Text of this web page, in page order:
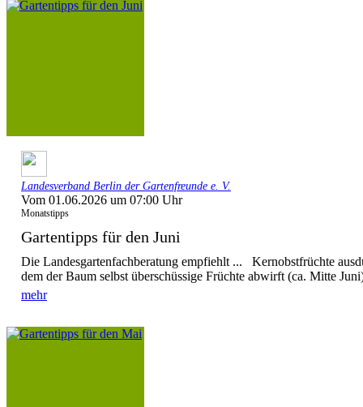
Landesverband Berlin der Gartenfreunde e. V.
Vom 01.06.2026 um 07:00 Uhr
Monatstipps
Gartentipps für den Juni
Die Landesgartenfachberatung empfiehlt ... Kernobstfrüchte
dem der Baum selbst überschüssige Früchte abwirft (ca. Mitte
mehr